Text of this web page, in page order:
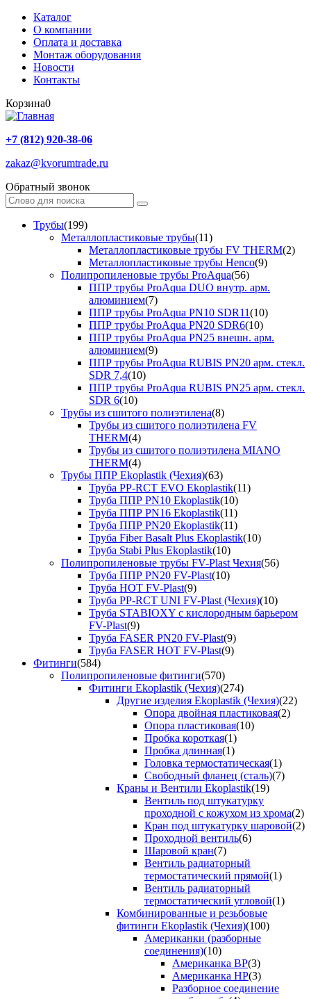
Каталог
О компании
Оплата и доставка
Монтаж оборудования
Новости
Контакты
Корзина0
+7 (812) 920-38-06
zakaz@kvorumtrade.ru
Обратный звонок
Трубы(199)
Металлопластиковые трубы(11)
Металлопластиковые трубы FV THERM(2)
Металлопластиковые трубы Henco(9)
Полипропиленовые трубы ProAqua(56)
ППР трубы ProAqua DUO внутр. арм.
алюминием(7)
ППР трубы ProAqua PN10 SDR11(10)
ППР трубы ProAqua PN20 SDR6(10)
ППР трубы ProAqua PN25 внешн. арм.
алюминием(9)
ППР трубы ProAqua RUBIS PN20 арм. стекл.
SDR 7,4(10)
ППР трубы ProAqua RUBIS PN25 арм. стекл.
SDR 6(10)
Трубы из сшитого полиэтилена(8)
Трубы из сшитого полиэтилена FV
THERM(4)
Трубы из сшитого полиэтилена MIANO
THERM(4)
Трубы ППР Ekoplastik (Чехия)(63)
Труба PP-RCT EVO Ekoplastik(11)
Труба ППР PN10 Ekoplastik(10)
Труба ППР PN16 Ekoplastik(11)
Труба ППР PN20 Ekoplastik(11)
Труба Fiber Basalt Plus Ekoplastik(10)
Труба Stabi Plus Ekoplastik(10)
Полипропиленовые трубы FV-Plast Чехия(56)
Труба ППР PN20 FV-Plast(10)
Труба HOT FV-Plast(9)
Труба PP-RCT UNI FV-Plast (Чехия)(10)
Труба STABIOXY с кислородным барьером
FV-Plast(9)
Труба FASER PN20 FV-Plast(9)
Труба FASER HOT FV-Plast(9)
Фитинги(584)
Полипропиленовые фитинги(570)
Фитинги Ekoplastik (Чехия)(274)
Другие изделия Ekoplastik (Чехия)(22)
Опора двойная пластиковая(2)
Опора пластиковая(10)
Пробка короткая(1)
Пробка длинная(1)
Головка термостатическая(1)
Свободный фланец (сталь)(7)
Краны и Вентили Ekoplastik(19)
Вентиль под штукатурку
проходной с кожухом из хрома(2)
Кран под штукатурку шаровой(2)
Проходной вентиль(6)
Шаровой кран(7)
Вентиль радиаторный
термостатический прямой(1)
Вентиль радиаторный
термостатический угловой(1)
Комбинированные и резьбовые
фитинги Ekoplastik (Чехия)(100)
Американки (разборные
соединения)(10)
Американка ВР(3)
Американка НР(3)
Разборное соединение